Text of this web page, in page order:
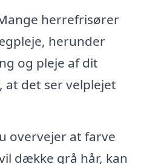
herrefrisører
herunder
og pleje af dit
det ser velplejet
overvejer at farve
dække grå hår, kan